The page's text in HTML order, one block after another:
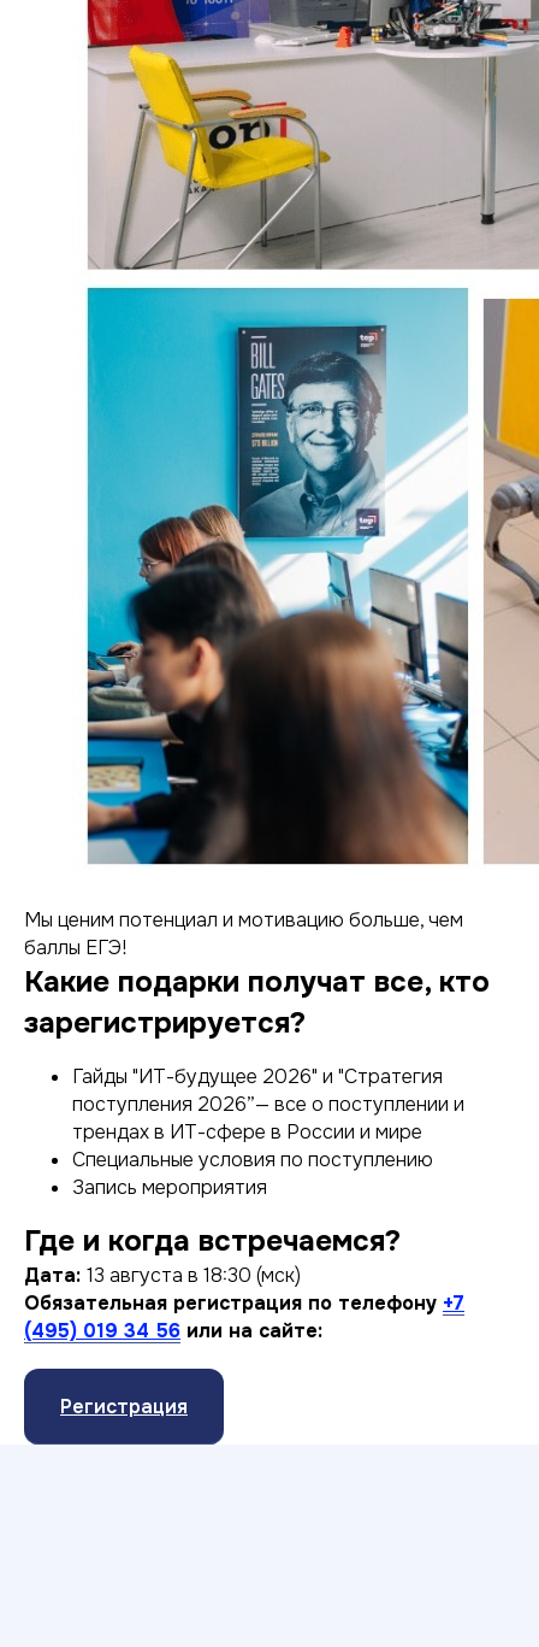
Мы ценим потенциал и мотивацию больше, чем
баллы ЕГЭ!
Какие подарки получат все, кто
зарегистрируется?
Гайды "ИТ-будущее 2026" и "Стратегия
поступления 2026”— все о поступлении и
трендах в ИТ-сфере в России и мире
Специальные условия по поступлению
Запись мероприятия
Где и когда встречаемся?
Дата: 13 августа в 18:30 (мск)
Обязательная регистрация по телефону +7
(495) 019 34 56 или на сайте:
Регистрация